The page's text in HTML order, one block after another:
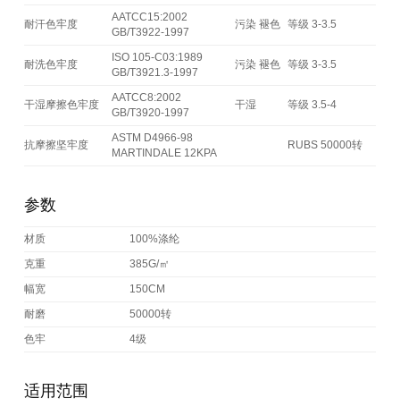
耐汗色牢度
AATCC15:2002
GB/T3922-1997
污染 褪色 等级 3-3.5
耐洗色牢度
ISO 105-C03:1989
GB/T3921.3-1997
污染 褪色 等级 3-3.5
干湿摩擦色牢度
AATCC8:2002
GB/T3920-1997
干湿 等级 3.5-4
抗摩擦坚牢度
ASTM D4966-98
MARTINDALE 12KPA
RUBS 50000转
参数
材质
100%涤纶
克重
385G/㎡
幅宽
150CM
耐磨
50000转
色牢
4级
适用范围